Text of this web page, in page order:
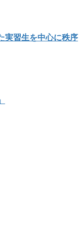
習生を中心に秩序